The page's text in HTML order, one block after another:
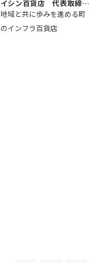
イシン百貨店 代表取締役
社長 西山 ...
地域と共に歩みを進める町
のインフラ百貨店